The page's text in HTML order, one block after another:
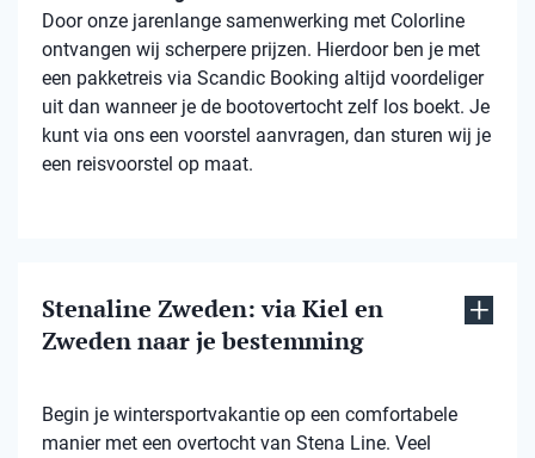
Door onze jarenlange samenwerking met Colorline
ontvangen wij scherpere prijzen. Hierdoor ben je met
een pakketreis via Scandic Booking altijd voordeliger
uit dan wanneer je de bootovertocht zelf los boekt. Je
kunt via ons een voorstel aanvragen, dan sturen wij je
een reisvoorstel op maat.
Stenaline Zweden: via Kiel en
Zweden naar je bestemming
Begin je wintersportvakantie op een comfortabele
manier met een overtocht van Stena Line. Veel